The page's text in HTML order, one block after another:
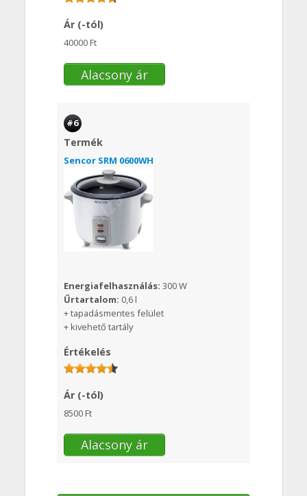
Ár (-tól)
40000 Ft
Alacsony ár
#6
Termék
Sencor SRM 0600WH
Energiafelhasználás: 300 W
Űrtartalom: 0,6 l
+ tapadásmentes felület
+ kivehető tartály
Értékelés
Ár (-tól)
8500 Ft
Alacsony ár